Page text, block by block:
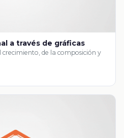
a través de gráficas
crecimiento, de la composición y